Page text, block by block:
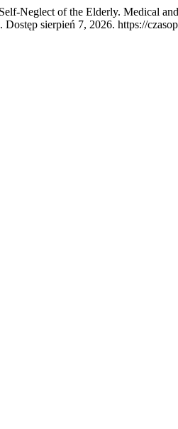
Neglect of the Elderly. Medical
sierpień 7, 2026. https://